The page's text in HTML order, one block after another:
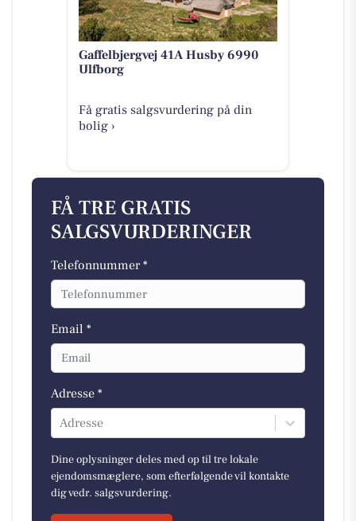
Gaffelbjergvej 41A Husby 6990
Ulfborg
Få gratis salgsvurdering på din
bolig ›
FÅ TRE GRATIS
SALGSVURDERINGER
Telefonnummer *
Email *
Adresse *
Adresse
Dine oplysninger deles med op til tre lokale
ejendomsmæglere, som efterfølgende vil kontakte
dig vedr. salgsvurdering.